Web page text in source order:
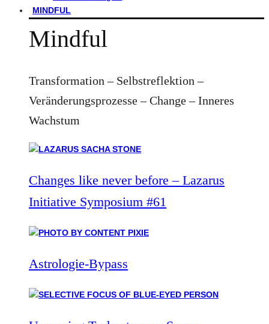
MINDFUL
Mindful
Transformation – Selbstreflektion –
Veränderungsprozesse – Change – Inneres
Wachstum
Changes like never before – Lazarus
Initiative Symposium #61
Astrologie-Bypass